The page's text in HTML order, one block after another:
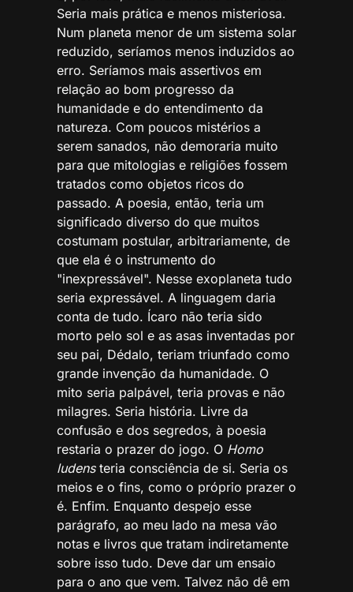
Seria mais prática e menos misteriosa.
Num planeta menor de um sistema solar
reduzido, seríamos menos induzidos ao
erro. Seríamos mais assertivos em
relação ao bom progresso da
humanidade e do entendimento da
natureza. Com poucos mistérios a
serem sanados, não demoraria muito
para que mitologias e religiões fossem
tratados como objetos ricos do
passado. A poesia, então, teria um
significado diverso do que muitos
costumam postular, arbitrariamente, de
que ela é o instrumento do
"inexpressável". Nesse exoplaneta tudo
seria expressável. A linguagem daria
conta de tudo. Ícaro não teria sido
morto pelo sol e as asas inventadas por
seu pai, Dédalo, teriam triunfado como
grande invenção da humanidade. O
mito seria palpável, teria provas e não
milagres. Seria história. Livre da
confusão e dos segredos, à poesia
restaria o prazer do jogo. O Homo
ludensteria consciência de si. Seria os
meios e o fins, como o próprio prazer o
é. Enfim. Enquanto despejo esse
parágrafo, ao meu lado na mesa vão
notas e livros que tratam indiretamente
sobre isso tudo. Deve dar um ensaio
para o ano que vem. Talvez não dê em